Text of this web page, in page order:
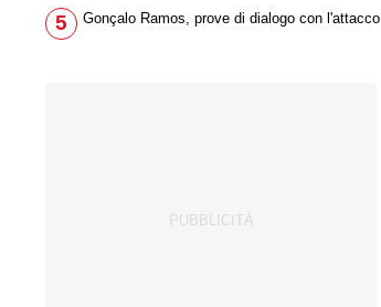
5 Gonçalo Ramos, prove di dialogo con l'attacco